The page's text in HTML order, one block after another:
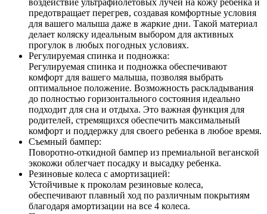
предотвращает перегрев, создавая комфортные условия
для вашего малыша даже в жаркие дни. Такой материал
делает коляску идеальным выбором для активных
прогулок в любых погодных условиях.
Регулируемая спинка и подножка:
Регулируемая спинка и подножка обеспечивают
комфорт для вашего малыша, позволяя выбрать
оптимальное положение. Возможность раскладывания
до полностью горизонтального состояния идеально
подходит для сна и отдыха. Это важная функция для
родителей, стремящихся обеспечить максимальный
комфорт и поддержку для своего ребенка в любое время.
Съемный бампер:
Поворотно-откидной бампер из премиальной веганской
экокожи облегчает посадку и высадку ребенка.
Резиновые колеса с амортизацией:
Устойчивые к проколам резиновые колеса,
обеспечивают плавный ход по различным покрытиям
благодаря амортизации на все 4 колеса.